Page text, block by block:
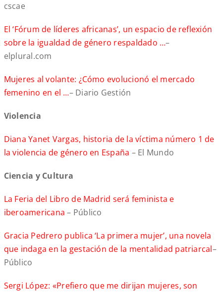
cscae
El ‘Fórum de líderes africanas’, un espacio de reflexión
sobre la igualdad de género respaldado …–
elplural.com
Mujeres al volante: ¿Cómo evolucionó el mercado
femenino en el …– Diario Gestión
Violencia
Diana Yanet Vargas, historia de la víctima número 1 de
la violencia de género en España – El Mundo
Ciencia y Cultura
La Feria del Libro de Madrid será feminista e
iberoamericana – Público
Gracia Pedrero publica ‘La primera mujer’, una novela
que indaga en la gestación de la mentalidad patriarcal–
Público
Sergi López: «Prefiero que me dirijan mujeres, son